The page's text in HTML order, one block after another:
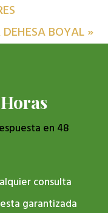
BOYAL»
en 48
consulta
garantizada